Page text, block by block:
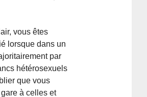
vous êtes
lorsque dans un
par
hétérosexuels
que vous
à celles et